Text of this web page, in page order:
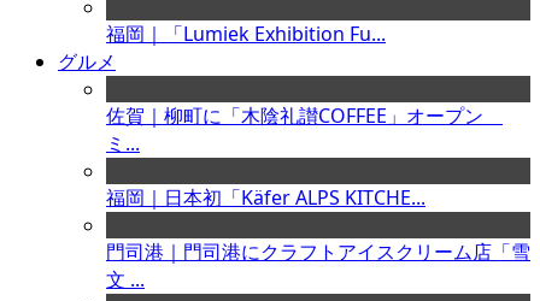
福岡｜「Lumiek Exhibition Fu...
グルメ
佐賀｜柳町に「木陰礼讃COFFEE」オープン
ミ...
福岡｜日本初「Käfer ALPS KITCHE...
門司港｜門司港にクラフトアイスクリーム店「雪
文 ...